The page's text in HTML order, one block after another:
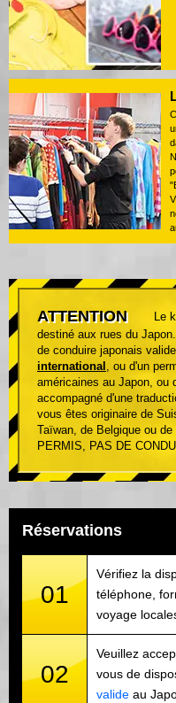
ATTENTION
Le
destiné aux rues du
de conduire japonais
international , ou d'un
américaines au Japon, ou
accompagné d'une
vous êtes originaire de
Taïwan, de Belgique ou
PERMIS, PAS DE
Réservations
01
Vérifiez la
téléphone,
voyage
02
Veuillez
vous de
valide au